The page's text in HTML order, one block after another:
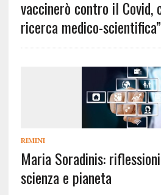
vaccinerò contro il Covid,
ricerca medico-scientifica”
RIMINI
Maria Soradinis:
scienza e pianeta